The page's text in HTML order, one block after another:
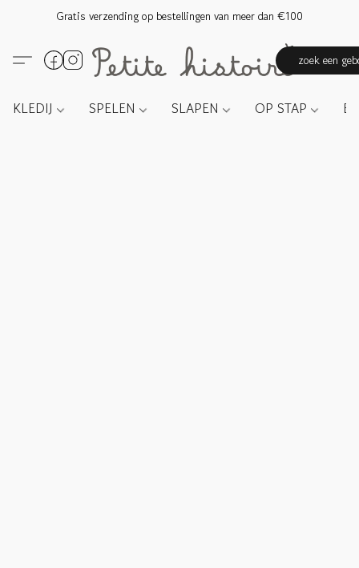
Gratis verzending op bestellingen van meer dan €100
zoek een
KLEDIJ SPELEN SLAPEN OP STAP